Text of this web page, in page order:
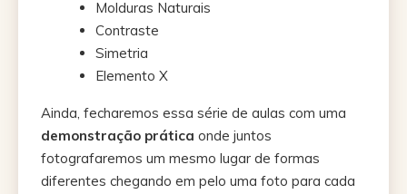
Molduras Naturais
Contraste
Simetria
Elemento X
Ainda, fecharemos essa série de aulas com uma
demonstração prática onde juntos
fotografaremos um mesmo lugar de formas
diferentes chegando em pelo uma foto para cada